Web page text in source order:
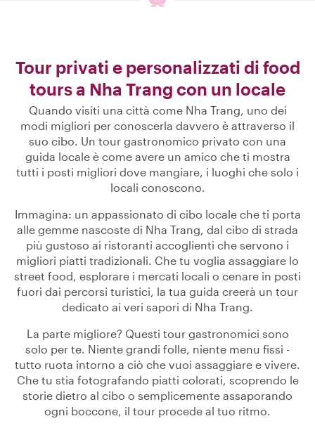
Tour privati e personalizzati di food
tours a Nha Trang con un locale
Quando visiti una città come Nha Trang, uno dei
modi migliori per conoscerla davvero è attraverso il
suo cibo. Un tour gastronomico privato con una
guida locale è come avere un amico che ti mostra
tutti i posti migliori dove mangiare, i luoghi che solo i
locali conoscono.
Immagina: un appassionato di cibo locale che ti porta
alle gemme nascoste di Nha Trang, dal cibo di strada
più gustoso ai ristoranti accoglienti che servono i
migliori piatti tradizionali. Che tu voglia assaggiare lo
street food, esplorare i mercati locali o cenare in posti
fuori dai percorsi turistici, la tua guida creerà un tour
dedicato ai veri sapori di Nha Trang.
La parte migliore? Questi tour gastronomici sono
solo per te. Niente grandi folle, niente menu fissi -
tutto ruota intorno a ciò che vuoi assaggiare e vivere.
Che tu stia fotografando piatti colorati, scoprendo le
storie dietro al cibo o semplicemente assaporando
ogni boccone, il tour procede al tuo ritmo.